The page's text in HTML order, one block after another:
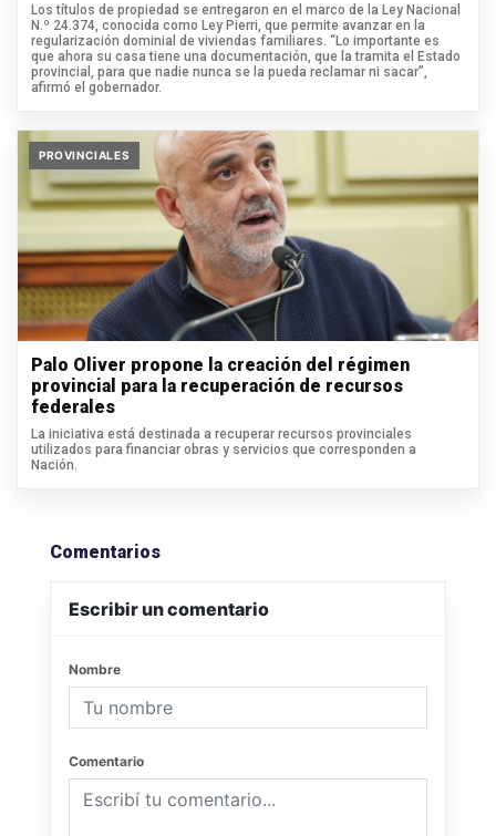
Los títulos de propiedad se entregaron en el marco de la Ley Nacional
N.º 24.374, conocida como Ley Pierri, que permite avanzar en la
regularización dominial de viviendas familiares. “Lo importante es
que ahora su casa tiene una documentación, que la tramita el Estado
provincial, para que nadie nunca se la pueda reclamar ni sacar”,
afirmó el gobernador.
PROVINCIALES
Palo Oliver propone la creación del régimen
provincial para la recuperación de recursos
federales
La iniciativa está destinada a recuperar recursos provinciales
utilizados para financiar obras y servicios que corresponden a
Nación.
Comentarios
Escribir un comentario
Nombre
Comentario